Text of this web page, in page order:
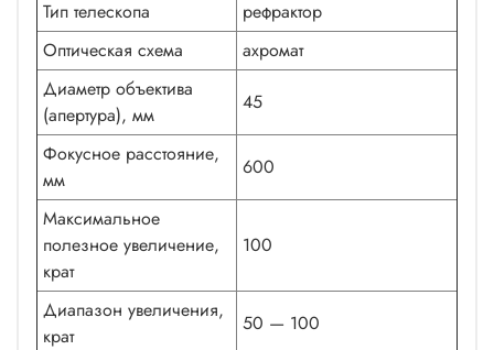
Тип телескопа
рефрактор
Оптическая схема
ахромат
Диаметр объектива
(апертура), мм
45
Фокусное расстояние,
мм
600
Максимальное
полезное увеличение,
крат
100
Диапазон увеличения,
крат
50 — 100